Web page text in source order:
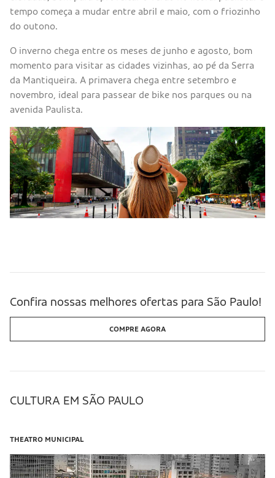
tempo começa a mudar entre abril e maio, com o friozinho
do outono.
O inverno chega entre os meses de junho e agosto, bom
momento para visitar as cidades vizinhas, ao pé da Serra
da Mantiqueira. A primavera chega entre setembro e
novembro, ideal para passear de bike nos parques ou na
avenida Paulista.
Confira nossas melhores ofertas para São Paulo!
COMPRE AGORA
CULTURA EM SÃO PAULO
THEATRO MUNICIPAL